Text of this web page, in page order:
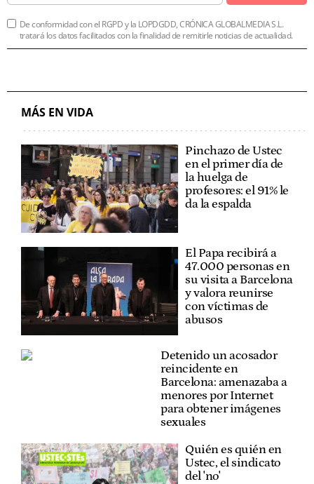
De conformidad con el RGPD y la LOPDGDD, CRÓNICA GLOBALMEDIA S.L.
tratará los datos facilitados con la finalidad de remitirle noticias de actualidad.
MÁS EN VIDA
Pinchazo de Ustec
en el primer día de
la huelga de
profesores: el 91% le
da la espalda
El Papa recibirá a
47.000 personas en
su visita a Barcelona
y valora reunirse
con víctimas de
abusos
Detenido un acosador
reincidente en
Barcelona: amenazaba a
menores por Internet
para obtener imágenes
sexuales
Quién es quién en
Ustec, el sindicato
del 'no'